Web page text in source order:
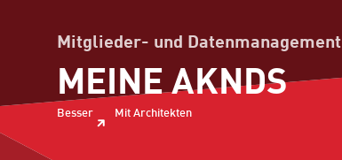
Mitglieder- und Datenmanagement
MEINE AKNDS
Besser Mit Architekten